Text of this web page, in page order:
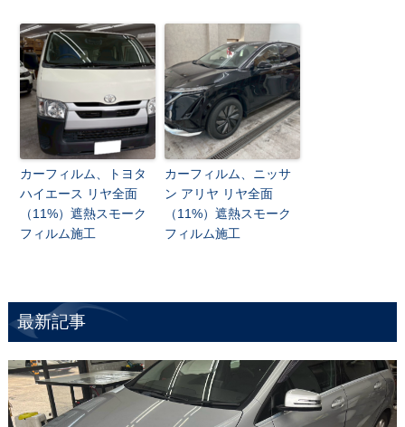
カーフィルム、トヨタ
ハイエース リヤ全面
（11%）遮熱スモーク
フィルム施工
カーフィルム、ニッサ
ン アリヤ リヤ全面
（11%）遮熱スモーク
フィルム施工
最新記事